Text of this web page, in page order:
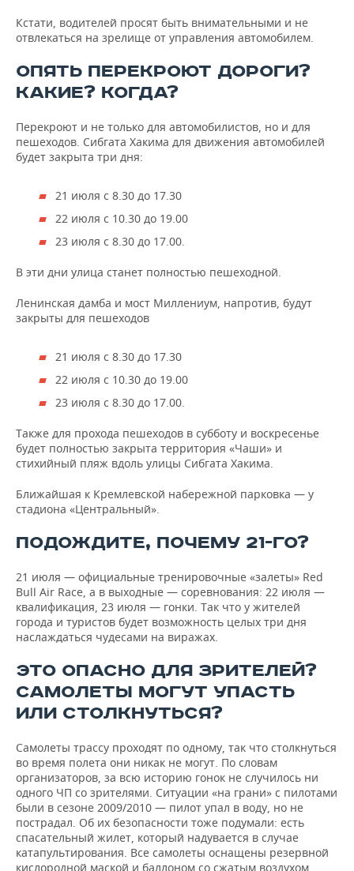
Кстати, водителей просят быть внимательными и не
отвлекаться на зрелище от управления автомобилем.
ОПЯТЬ ПЕРЕКРОЮТ ДОРОГИ?
КАКИЕ? КОГДА?
Перекроют и не только для автомобилистов, но и для
пешеходов. Сибгата Хакима для движения автомобилей
будет закрыта три дня:
21 июля с 8.30 до 17.30
22 июля с 10.30 до 19.00
23 июля с 8.30 до 17.00.
В эти дни улица станет полностью пешеходной.
Ленинская дамба и мост Миллениум, напротив, будут
закрыты для пешеходов
21 июля с 8.30 до 17.30
22 июля с 10.30 до 19.00
23 июля с 8.30 до 17.00.
Также для прохода пешеходов в субботу и воскресенье
будет полностью закрыта территория «Чаши» и
стихийный пляж вдоль улицы Сибгата Хакима.
Ближайшая к Кремлевской набережной парковка — у
стадиона «Центральный».
ПОДОЖДИТЕ, ПОЧЕМУ 21-ГО?
21 июля — официальные тренировочные «залеты» Red
Bull Air Race, а в выходные — соревнования: 22 июля —
квалификация, 23 июля — гонки. Так что у жителей
города и туристов будет возможность целых три дня
наслаждаться чудесами на виражах.
ЭТО ОПАСНО ДЛЯ ЗРИТЕЛЕЙ?
САМОЛЕТЫ МОГУТ УПАСТЬ
ИЛИ СТОЛКНУТЬСЯ?
Самолеты трассу проходят по одному, так что столкнуться
во время полета они никак не могут. По словам
организаторов, за всю историю гонок не случилось ни
одного ЧП со зрителями. Ситуации «на грани» с пилотами
были в сезоне 2009/2010 — пилот упал в воду, но не
пострадал. Об их безопасности тоже подумали: есть
спасательный жилет, который надувается в случае
катапультирования. Все самолеты оснащены резервной
кислородной маской и баллоном со сжатым воздухом,